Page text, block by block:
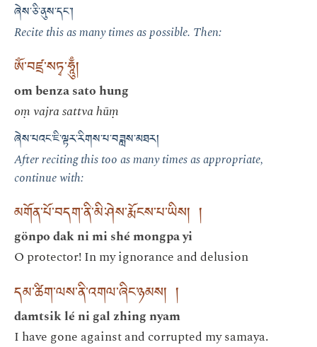
ཞེས་ཅི་ནུས་དང་།
Recite this as many times as possible. Then:
ཨོཾ་བཛྲ་སཏྭ་ཧཱུྃ།
om benza sato hung
oṃ vajra sattva hūṃ
ཞེས་པའང་ཇི་ལྟར་རིགས་པ་བཟླས་མཐར།
After reciting this too as many times as appropriate,
continue with:
མགོན་པོ་བདག་ནི་མི་ཤེས་རྨོངས་པ་ཡིས། །
gönpo dak ni mi shé mongpa yi
O protector! In my ignorance and delusion
དམ་ཚིག་ལས་ནི་འགལ་ཞིང་ཉམས། །
damtsik lé ni gal zhing nyam
I have gone against and corrupted my samaya.